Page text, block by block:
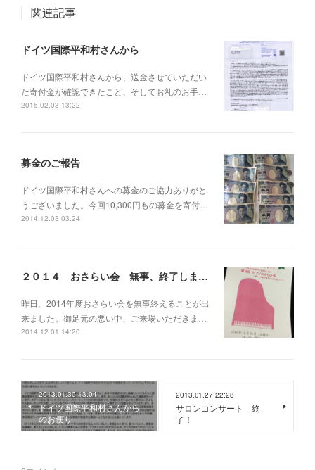
関連記事
ドイツ国際平和村さんから
ドイツ国際平和村さんから、送金させていただい
た寄付金が確認できたこと、そしてお礼のお手…
2015.02.03 13:22
募金のご報告
ドイツ国際平和村さんへの募金のご協力ありがと
うございました。今回10,300円もの募金を寄付…
2014.12.03 03:24
２０１４ おさらい会 無事、終了しました。
昨日、2014年度おさらい会を無事終えることが出
来ました。御足元の悪い中、ご来場いただきま…
2014.12.01 14:20
2013.01.30 13:04
ドイツ国際平和村さんから
のお便り
2013.01.27 22:28
サロンコンサート 終
了！